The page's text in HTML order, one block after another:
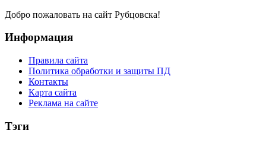
Добро пожаловать на сайт Рубцовска!
Информация
Правила сайта
Политика обработки и защиты ПД
Контакты
Карта сайта
Реклама на сайте
Тэги